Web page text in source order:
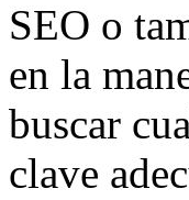
SEO o
en la
buscar
clave